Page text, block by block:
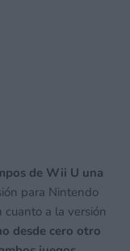
de Wii U una
para Nintendo
a la versión
desde cero otro